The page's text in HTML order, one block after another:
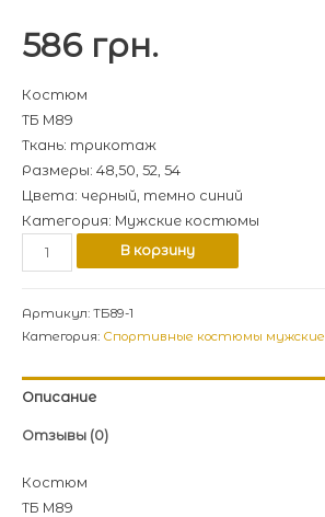
586 грн.
Костюм
ТБ М89
Ткань: трикотаж
Размеры: 48,50, 52, 54
Цвета: черный, темно синий
Категория: Мужские костюмы
В корзину
Артикул: ТБ89-1
Категория: Спортивные костюмы мужские
Описание
Отзывы (0)
Костюм
ТБ М89